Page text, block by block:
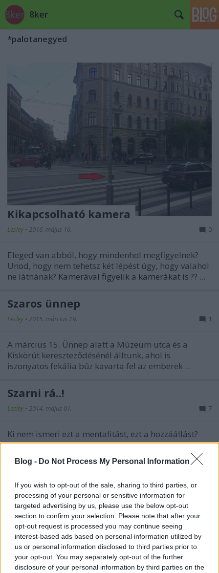
Blog - Do Not Process My Personal Information
If you wish to opt-out of the sale, sharing to third parties, or
processing of your personal or sensitive information for
targeted advertising by us, please use the below opt-out
section to confirm your selection. Please note that after your
opt-out request is processed you may continue seeing
interest-based ads based on personal information utilized by
us or personal information disclosed to third parties prior to
your opt-out. You may separately opt-out of the further
disclosure of your personal information by third parties on the
8ker
*palotanegyed
Kikapcsolható kamera
Lesley • 2016. május 16. 0
Eleged van abból, hogy mindenhol megfigyelnek?
Unod, hogy nem tehetsz két lépést úgy, hogy valahol
ne látnának? Kamerával figyelik a kamerákat is ?? ...
Szaros ünnep
Lesley • 2015. március 19. 1
A március 15. Ünnep alatt a Múzeum utca és a
Kiskörút kereszteződésénél álltunk, ahol is
iszonyatos fekália bűz kavarta fel az emberek ...
Szarni rá..!
Lesley • 2014. május 01. 7
Ki nem ismeri ezt a mentalitást, ezt a hozzáállást?
Elég csak szétnézni az országban, mindenhonnan ez
Érted zajongunk
Lesley•2014. március 08.
Nem azért, mert választások lesznek! Kb. ez jön le a
BKK kommunikációjából, tekintve a múltkori,
éjszakai útfelbontást és újraaszfaltozástés ...